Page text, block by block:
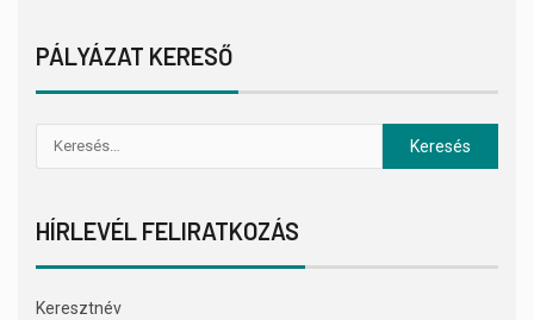
PÁLYÁZAT KERESŐ
HÍRLEVÉL FELIRATKOZÁS
Keresztnév